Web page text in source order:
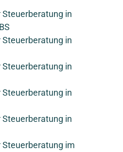
in
in
in
in
in
Steuerberatung im